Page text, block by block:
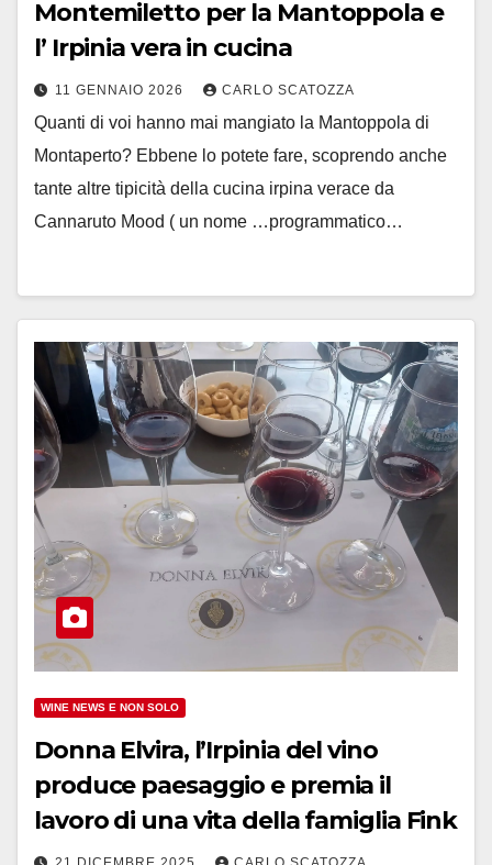
Montemiletto per la Mantoppola e
l’ Irpinia vera in cucina
11 GENNAIO 2026 CARLO SCATOZZA
Quanti di voi hanno mai mangiato la Mantoppola di
Montaperto? Ebbene lo potete fare, scoprendo anche
tante altre tipicità della cucina irpina verace da
Cannaruto Mood ( un nome …programmatico…
WINE NEWS E NON SOLO
Donna Elvira, l’Irpinia del vino
produce paesaggio e premia il
lavoro di una vita della famiglia Fink